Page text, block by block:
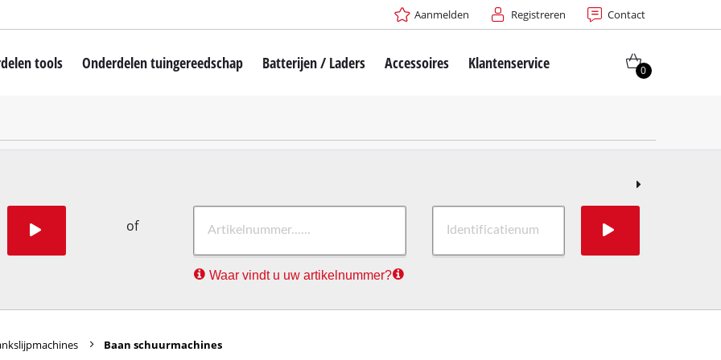
Aanmelden Registreren Contact
tools Onderdelen tuingereedschap
Draadloze Grasmaaiers
Electro Grasmaaiers
Draadloze Grastrimmers
Elektrische Grastrimmer
Benzine Grastrimmer
Accu Bosmaaier
Batterijen / Laders Accessoires Klantenservice 0
of
Waar vindt u uw artikelnummer?
Baan schuurmachines